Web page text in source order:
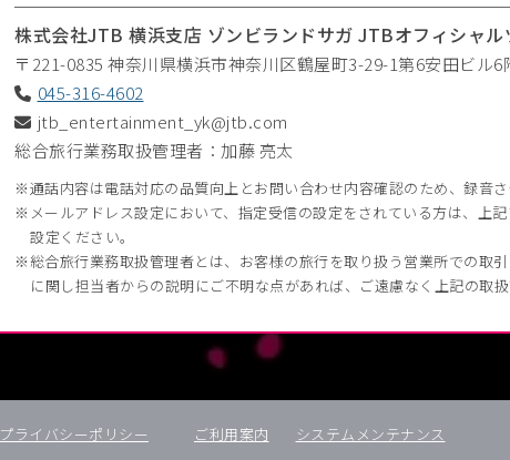
株式会社JTB 横浜支店 ゾンビランドサガ JTBオフィシャル
〒221-0835 神奈川県横浜市神奈川区鶴屋町3-29-1第6安田ビル6
045-316-4602
jtb_entertainment_yk@jtb.com
総合旅行業務取扱管理者：加藤 亮太
通話内容は電話対応の品質向上とお問い合わせ内容確認のため、録音さ
メールアドレス設定において、指定受信の設定をされている方は、上
設定ください。
総合旅行業務取扱管理者とは、お客様の旅行を取り扱う営業所での取
に関し担当者からの説明にご不明な点があれば、ご遠慮なく上記の取扱
プライバシーポリシー ご利用案内 システムメンテナンス